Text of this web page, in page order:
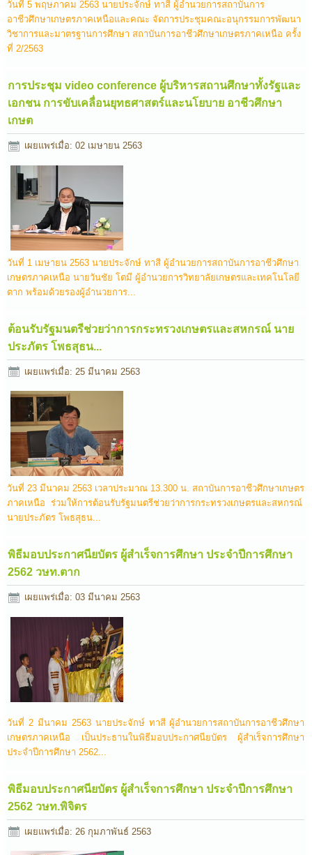
วันที่ 5 พฤษภาคม 2563 นายประจักษ์ ทาสี ผู้อำนวยการสถาบันการ
อาชีวศึกษาเกษตรภาคเหนือและคณะ จัดการประชุมคณะอนุกรรมการพัฒนา
วิชาการและมาตรฐานการศึกษา สถาบันการอาชีวศึกษาเกษตรภาคเหนือ ครั้ง
ที่ 2/2563
การประชุม video conference ผู้บริหารสถานศึกษาทั้งรัฐและ
เอกชน การขับเคลื่อนยุทธศาสตร์และนโยบาย อาชีวศึกษา
เกษต
เผยแพร่เมื่อ: 02 เมษายน 2563
วันที่ 1 เมษายน 2563 นายประจักษ์ ทาสี ผู้อำนวยการสถาบันการอาชีวศึกษา
เกษตรภาคเหนือ นายวันชัย โตมี ผู้อำนวยการวิทยาลัยเกษตรและเทคโนโลยี
ตาก พร้อมด้วยรองผู้อำนวยการ...
ต้อนรับรัฐมนตรีช่วยว่าการกระทรวงเกษตรและสหกรณ์ นาย
ประภัตร โพธสุธน...
เผยแพร่เมื่อ: 25 มีนาคม 2563
วันที่ 23 มีนาคม 2563 เวลาประมาณ 13.300 น. สถาบันการอาชีวศึกษาเกษตร
ภาคเหนือ ร่วมให้การต้อนรับรัฐมนตรีช่วยว่าการกระทรวงเกษตรและสหกรณ์
นายประภัตร โพธสุธน...
พิธีมอบประกาศนียบัตร ผู้สำเร็จการศึกษา ประจำปีการศึกษา
2562 วษท.ตาก
เผยแพร่เมื่อ: 03 มีนาคม 2563
วันที่ 2 มีนาคม 2563 นายประจักษ์ ทาสี ผู้อำนวยการสถาบันการอาชีวศึกษา
เกษตรภาคเหนือ เป็นประธานในพิธีมอบประกาศนียบัตร ผู้สำเร็จการศึกษา
ประจำปีการศึกษา 2562...
พิธีมอบประกาศนียบัตร ผู้สำเร็จการศึกษา ประจำปีการศึกษา
2562 วษท.พิจิตร
เผยแพร่เมื่อ: 26 กุมภาพันธ์ 2563